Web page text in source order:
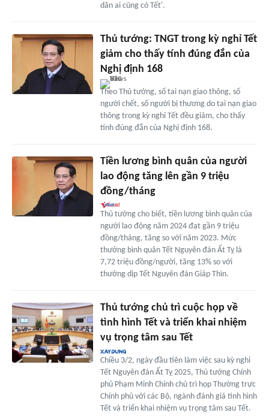
dân ai cũng có Tết'.
Thủ tướng: TNGT trong kỳ nghỉ Tết
giảm cho thấy tính đúng đắn của
Nghị định 168
Theo Thủ tướng, số tai nạn giao thông, số
người chết, số người bị thương do tai nạn giao
thông trong kỳ nghỉ Tết đều giảm, cho thấy
tính đúng đắn của Nghị định 168.
Tiền lương bình quân của người
lao động tăng lên gần 9 triệu
đồng/tháng
Thủ tướng cho biết, tiền lương bình quân của
người lao động năm 2024 đạt gần 9 triệu
đồng/tháng, tăng so với năm 2023. Mức
thưởng bình quân Tết Nguyên đán Ất Tỵ là
7,72 triệu đồng/người, tăng 13% so với
thưởng dịp Tết Nguyên đán Giáp Thìn.
Thủ tướng chủ trì cuộc họp về
tình hình Tết và triển khai nhiệm
vụ trọng tâm sau Tết
Chiều 3/2, ngày đầu tiên làm việc sau kỳ nghỉ
Tết Nguyên đán Ất Tỵ 2025, Thủ tướng Chính
phủ Phạm Minh Chính chủ trì họp Thường trực
Chính phủ với các Bộ, ngành đánh giá tình hình
Tết và triển khai nhiệm vụ trọng tâm sau Tết.